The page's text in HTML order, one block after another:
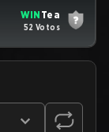
WIN Tea
52 Votos